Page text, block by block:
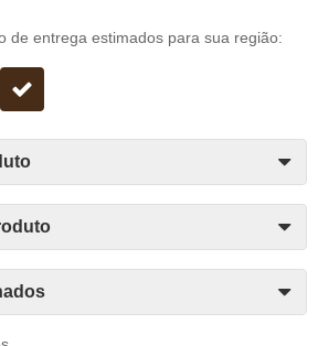
de entrega estimados para sua região: